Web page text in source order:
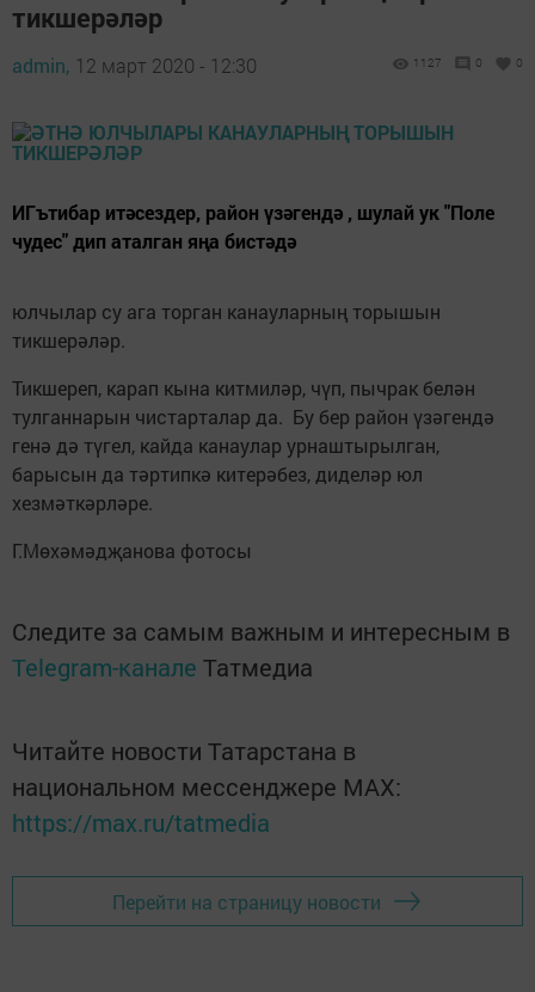
тикшерәләр
admin, 12 март 2020 - 12:30 1127 0 0
ИГътибар итәсездер, район үзәгендә , шулай ук "Поле
чудес" дип аталган яңа бистәдә
юлчылар су ага торган канауларның торышын
тикшерәләр.
Тикшереп, карап кына китмиләр, чүп, пычрак белән
тулганнарын чистарталар да. Бу бер район үзәгендә
генә дә түгел, кайда канаулар урнаштырылган,
барысын да тәртипкә китерәбез, диделәр юл
хезмәткәрләре.
Г.Мөхәмәдҗанова фотосы
Следите за самым важным и интересным в
Telegram-канале Татмедиа
Читайте новости Татарстана в
национальном мессенджере MАХ:
https://max.ru/tatmedia
Перейти на страницу новости